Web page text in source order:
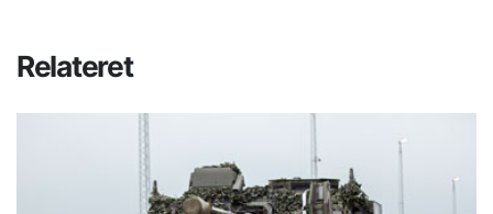
Relateret